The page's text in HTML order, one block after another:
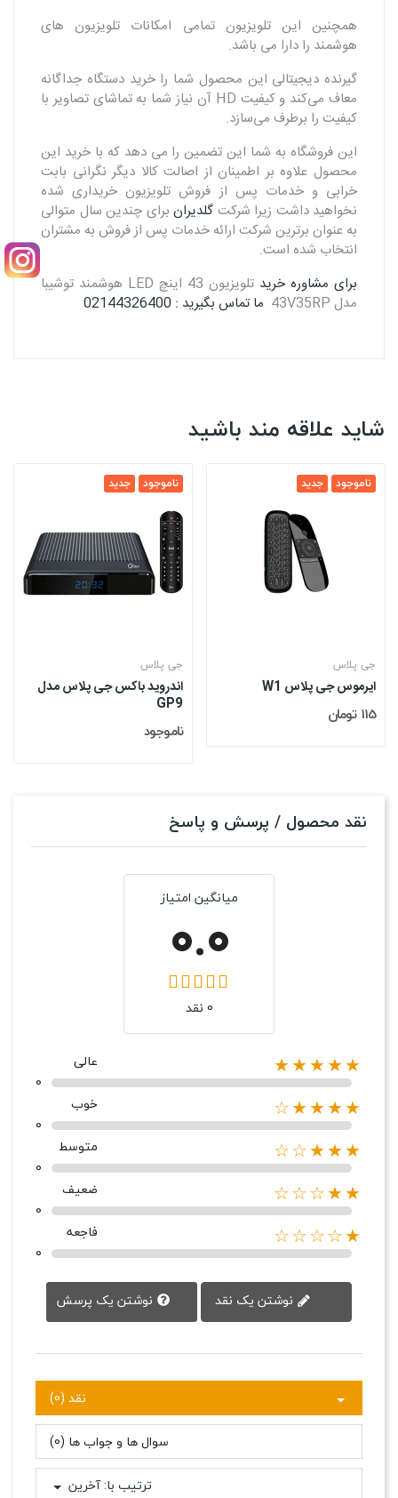
همچنین این تلویزیون تمامی امکانات تلویزیون های
هوشمند را دارا می باشد.
گیرنده دیجیتالی این محصول شما را خرید دستگاه جداگانه
معاف می‌کند و کیفیت HD آن نیاز شما به تماشای تصاویر با
کیفیت را برطرف می‌سازد.
این فروشگاه به شما این تضمین را می دهد که با خرید این
محصول علاوه بر اطمینان از اصالت کالا دیگر نگرانی بابت
خرابی و خدمات پس از فروش تلویزیون خریداری شده
نخواهید داشت زیرا شرکت گلدیران برای چندین سال متوالی
به عنوان برترین شرکت ارائه خدمات پس از فروش به مشتران
انتخاب شده است.
برای مشاوره خرید
تلویزیون 43 اینچ LED هوشمند توشیبا
مدل 43V35RP
ما تماس بگیرید : 02144326400
شاید علاقه مند باشید
جدید ناموجود
جی پلاس
اندروید باکس جی پلاس مدل
GP9
ناموجود
جدید ناموجود
جی پلاس
ایرموس جی پلاس W1
115 تومان
نقد محصول / پرسش و پاسخ
میانگین امتیاز
0.0
0 نقد
★★★★★
عالی
0
★★★★☆
خوب
0
★★★☆☆
متوسط
0
★★☆☆☆
ضعیف
0
★☆☆☆☆
فاجعه
0
نوشتن یک پرسش
نقد (0)
سوال ها و جواب ها (0)
ترتیب با:آخرین